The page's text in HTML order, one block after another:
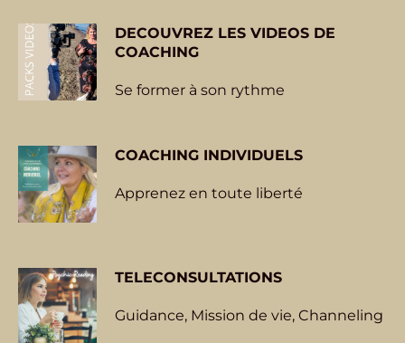
DECOUVREZLES VIDEOS DE
COACHING
Se former à son rythme
COACHING INDIVIDUELS
Apprenez en toute liberté
TELECONSULTATIONS
Guidance, Mission de vie, Channeling